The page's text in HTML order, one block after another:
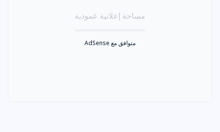
مساحة إعلانية عمودية
متوافق مع AdSense